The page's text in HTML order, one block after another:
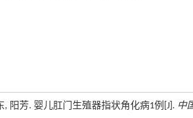
, 阳芳. 婴儿肛门生殖器指状角化病1例[J]. 中